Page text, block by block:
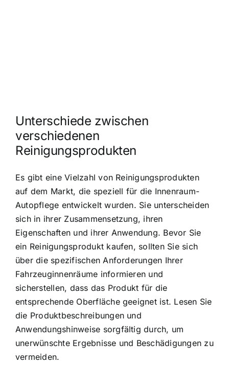
Unterschiede zwischen
verschiedenen
Reinigungsprodukten
Es gibt eine Vielzahl von Reinigungsprodukten
auf dem Markt, die speziell für die Innenraum-
Autopflege entwickelt wurden. Sie unterscheiden
sich in ihrer Zusammensetzung, ihren
Eigenschaften und ihrer Anwendung. Bevor Sie
ein Reinigungsprodukt kaufen, sollten Sie sich
über die spezifischen Anforderungen Ihrer
Fahrzeuginnenräume informieren und
sicherstellen, dass das Produkt für die
entsprechende Oberfläche geeignet ist. Lesen Sie
die Produktbeschreibungen und
Anwendungshinweise sorgfältig durch, um
unerwünschte Ergebnisse und Beschädigungen zu
vermeiden.